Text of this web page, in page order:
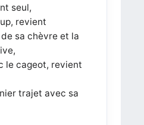
seul,
revient
sa chèvre et la
le cageot, revient
trajet avec sa